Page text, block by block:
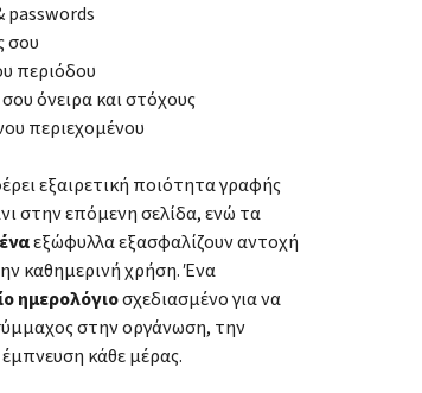
passwords
σου
περιόδου
όνειρα και στόχους
περιεχομένου
εξαιρετική ποιότητα γραφής
στην επόμενη σελίδα, ενώ τα
εξώφυλλα εξασφαλίζουν αντοχή
καθημερινή χρήση. Ένα
ημερολόγιοσχεδιασμένο για να
στην οργάνωση, την
κάθε μέρας.